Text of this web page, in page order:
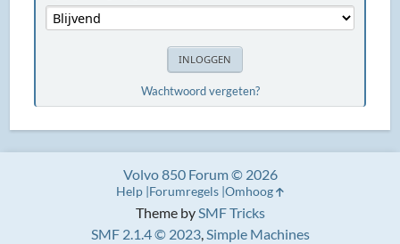
Wachtwoord vergeten?
Theme bySMF Tricks
SMF 2.1.4 © 2023,Simple Machines
Volvo 850 Forum © 2026
Help Forumregels Omhoog